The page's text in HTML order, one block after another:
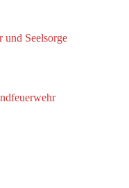
Seelsorge